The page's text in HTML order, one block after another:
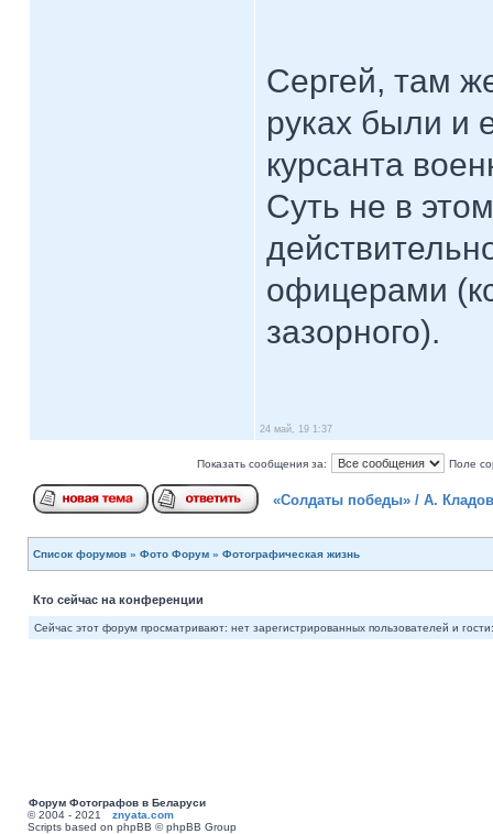
Сергей, там
руках были и
курсанта
Суть не в
офицерами
зазорного).
24 май, 19 1:37
Показать сообщения за: Поле
«Солдаты победы» / А.
Список форумов » Фото Форум » Фотографическая жизнь
Кто сейчас на конференции
Сейчас этот форум просматривают: нет зарегистрированных пользователей и
Форум Фотографов в Беларуси
© 2004 - 2021 znyata.com
Scripts based on phpBB © phpBB Group